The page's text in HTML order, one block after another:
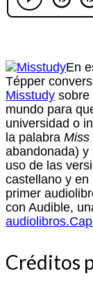
En
Tépper
Misstudy sobre
mundo para
universidad o
la palabra Miss
abandonada) y
uso de las
castellano y en
primer
con Audible,
Créditos